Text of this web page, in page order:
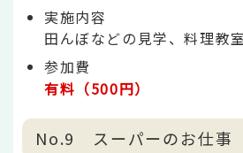
実施内容
田んぼなどの見学、料理教
参加費
有料（500円）
No.9 スーパーのお仕事